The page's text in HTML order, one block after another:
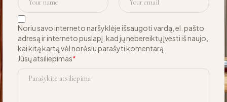
Jūsų atsiliepimas*
Noriu savo interneto naršyklėje išsaugoti vardą, el. pašto
adresą ir interneto puslapį, kad jų nebereiktų įvesti iš naujo,
kai kitą kartą vėl norėsiu parašyti komentarą.